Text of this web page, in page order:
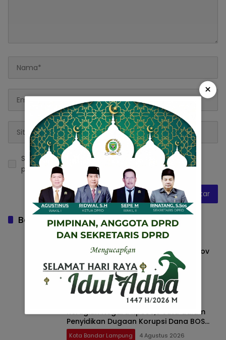
Simpan nama, email, dan situs web saya pada
peramban ini untuk komentar saya berikutnya.
Baca Juga
FOKAL Surati Gubernur hingga Kejati,
Soroti Dugaan Peralihan Aset Pemprov
Lampung ke Korporasi
Kota Bandar Lampung 6 Agustus 2026
Cabjari Pelabuhan Panjang Pulihkan
Kerugian Negara Rp339,5 Juta dalam
Penyidikan Dugaan Korupsi Dana BOS
SDN 1 Telukbetung Selatan
Kota Bandar Lampung 4 Agustus 2026
×